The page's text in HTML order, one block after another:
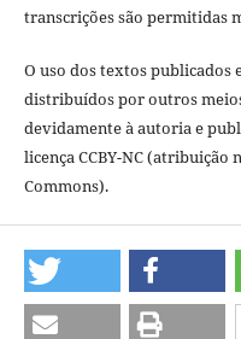
transcrições são permitidas
O uso dos textos publicados
distribuídos por outros
devidamente à autoria e
licença CCBY-NC
Commons).